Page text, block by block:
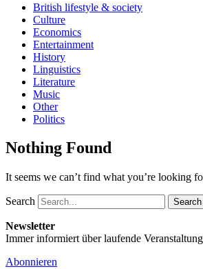
British lifestyle & society
Culture
Economics
Entertainment
History
Linguistics
Literature
Music
Other
Politics
Nothing Found
It seems we can’t find what you’re looking
Search
Newsletter
Immer informiert über laufende
Abonnieren